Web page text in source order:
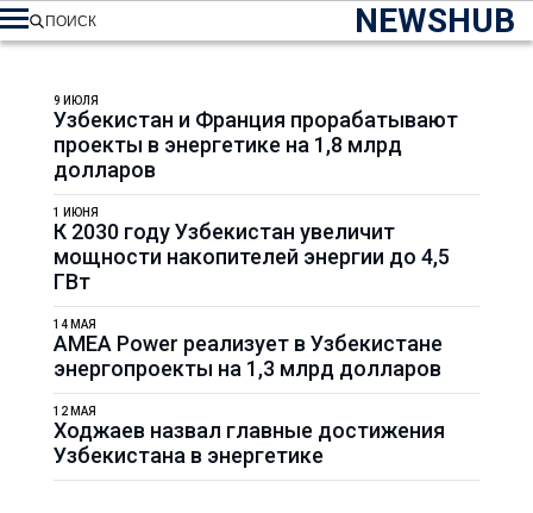
NEWSHUB
ПОИСК
Узбекистан и Франция прорабатывают
проекты в энергетике на 1,8 млрд
долларов
9 ИЮЛЯ
К 2030 году Узбекистан увеличит
мощности накопителей энергии до 4,5
ГВт
1 ИЮНЯ
AMEA Power реализует в Узбекистане
энергопроекты на 1,3 млрд долларов
14 МАЯ
Ходжаев назвал главные достижения
Узбекистана в энергетике
12 МАЯ